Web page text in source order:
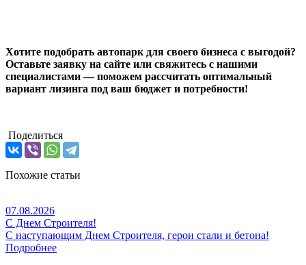
Хотите подобрать автопарк для своего бизнеса с выгодой?
Оставьте заявку на сайте или свяжитесь с нашими
специалистами — поможем рассчитать оптимальный
вариант лизинга под ваш бюджет и потребности!
Поделиться
Похожие статьи
07.08.2026
С Днем Строителя!
С наступающим Днем Строителя, герои стали и бетона!
Подробнее